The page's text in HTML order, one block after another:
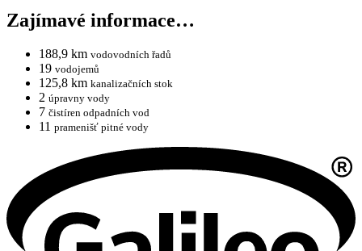
Zajímavé informace…
188,9 km vodovodních řadů
19 vodojemů
125,8 km kanalizačních stok
2 úpravny vody
7 čistíren odpadních vod
11 pramenišť pitné vody